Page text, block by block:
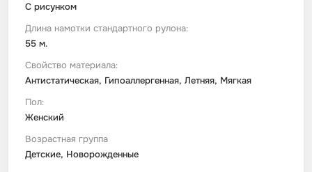
С рисунком
Длина намотки стандартного рулона:
55 м.
Свойство материала:
Антистатическая, Гипоаллергенная, Летняя, Мягкая
Пол:
Женский
Возрастная группа
Детские, Новорожденные